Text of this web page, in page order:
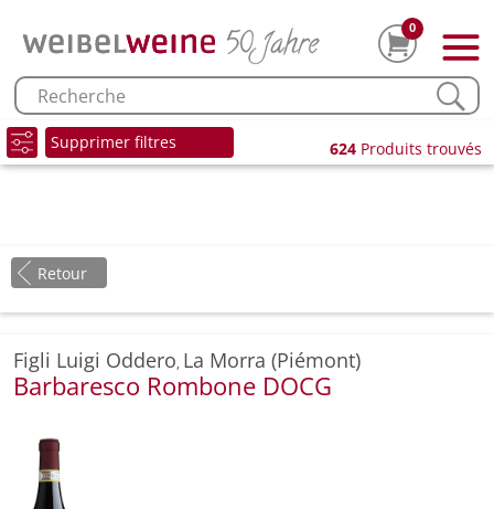
0
Supprimer filtres 624 Produits trouvés
Retour
Figli Luigi Oddero, La Morra (Piémont)
Barbaresco Rombone DOCG